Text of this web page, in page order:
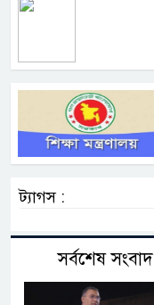
ট্যাগস :
সর্বশেষ সংবাদ